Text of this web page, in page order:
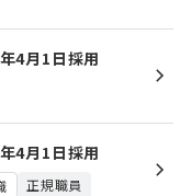
4月1日採用
4月1日採用
正規職員